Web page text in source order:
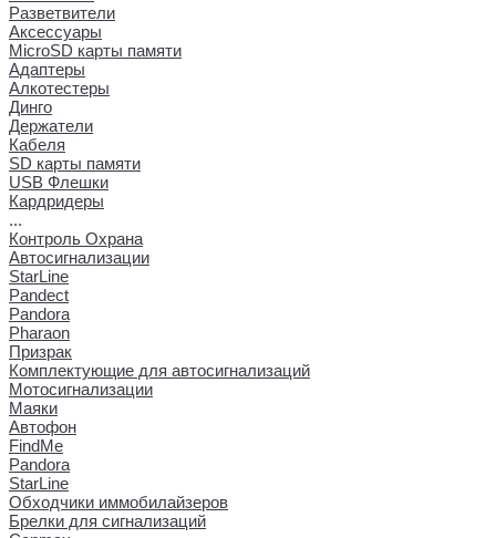
Разветвители
Аксессуары
MicroSD карты памяти
Адаптеры
Алкотестеры
Динго
Держатели
Кабеля
SD карты памяти
USB Флешки
Кардридеры
...
Контроль Охрана
Автосигнализации
StarLine
Pandect
Pandora
Pharaon
Призрак
Комплектующие для автосигнализаций
Мотосигнализации
Маяки
Автофон
FindMe
Pandora
StarLine
Обходчики иммобилайзеров
Брелки для сигнализаций